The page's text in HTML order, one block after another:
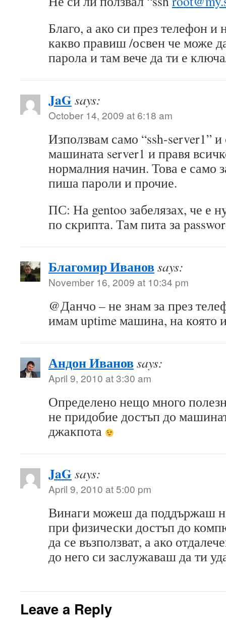
Благо, а ако си през телефон
какво правиш /освен че може
парола и там вече да ти е
JaGsays:
October 14, 2009 at 6:18 am
Използвам само “ssh-server1” и
машината server1 и правя
нормалния начин. Това е само
пиша пароли и прочие.
ПС: На gentoo забелязах, че е
по скрипта. Там пита за
Благомир Ивановsays:
November 16, 2009 at 10:34 pm
@Данчо – не знам за през
имам uptime машина, на която
Андон Ивановsays:
April 9, 2010 at 3:30 am
Определено нещо много
не придобие достъп до
джакпота
JaGsays:
April 9, 2010 at 5:00 pm
Винаги можеш да поддържаш
при физически достъп до
да се възползват, а ако
до него си заслужаваш да ти
Leave a Reply